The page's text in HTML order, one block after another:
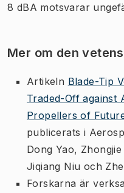
8 dBA motsvarar
Mer om den
Artikeln Blade-Tip
Traded-Off against
Propellers of
publicerats i
Dong Yao,
Jiqiang Niu och
Forskarna är